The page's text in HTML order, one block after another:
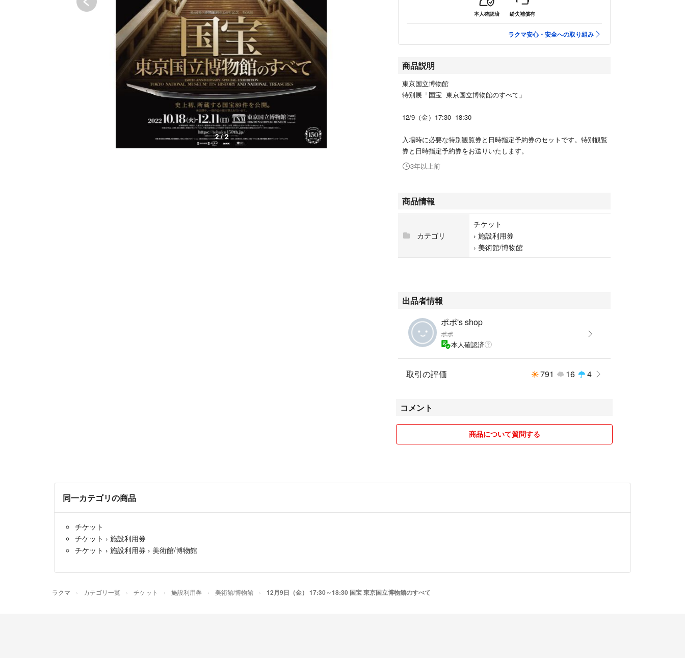
2 / 2
本人確認済 紛失補償有
ラクマ安心・安全への取り組み
商品説明
東京国立博物館
特別展「国宝 東京国立博物館のすべて」
12/9（金）17:30 -18:30
入場時に必要な特別観覧券と日時指定予約券のセットです。特別観覧
券と日時指定予約券をお送りいたします。
3年以上前
商品情報
カテゴリ
チケット
› 施設利用券
› 美術館/博物館
出品者情報
ポポ's shop
ポポ
本人確認済
取引の評価 791 16 4
コメント
商品について質問する
同一カテゴリの商品
チケット
チケット › 施設利用券
チケット › 施設利用券 › 美術館/博物館
ラクマ カテゴリ一覧 チケット 施設利用券 美術館/博物館 12月9日（金） 17:30～18:30 国宝 東京国立博物館のすべて